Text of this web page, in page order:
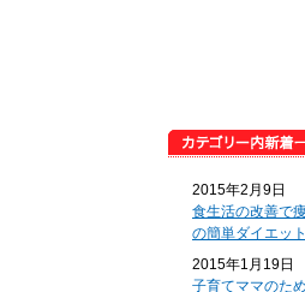
2015年2月9日
食生活の改善で
の簡単ダイエッ
2015年1月19日
子育てママのた